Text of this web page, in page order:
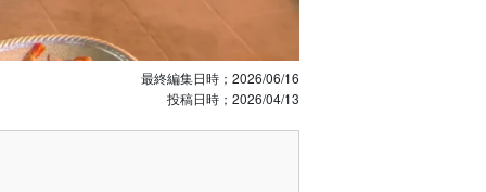
最終編集日時； 2026/06/16
投稿日時； 2026/04/13